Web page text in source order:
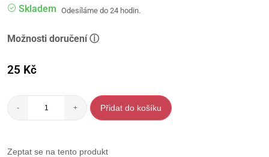
Skladem Odesíláme do 24 hodin.
Možnosti doručení ⓘ
25 Kč
- + Přidat do košíku
Zeptat se na tento produkt